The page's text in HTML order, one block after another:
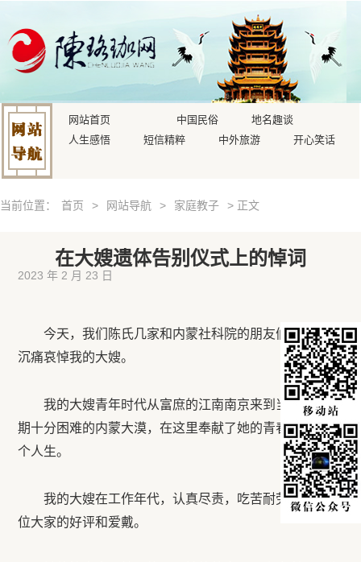
网站首页 中国民俗
地名趣谈
人生感悟
短信精粹 中外旅游 开心笑话
当前位置： 首页 > 网站导航 > 家庭教子 > 正文
在大嫂遗体告别仪式上的悼词
2023 年 2 月 23 日
今天，我们陈氏几家和内蒙社科院的朋友们，在这里
沉痛哀悼我的大嫂。
我的大嫂青年时代从富庶的江南南京来到当时建国初
期十分困难的内蒙大漠，在这里奉献了她的青春年华和整
个人生。
我的大嫂在工作年代，认真尽责，吃苦耐劳，受到单
位大家的好评和爱戴。